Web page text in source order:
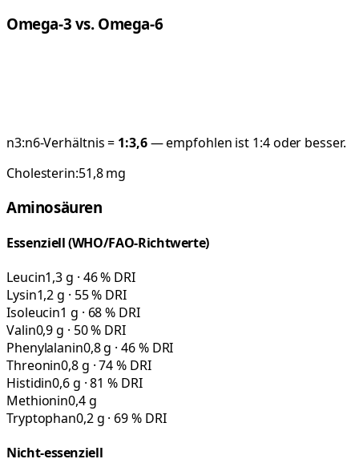
Omega-3 vs. Omega-6
n3:n6-Verhältnis = 1:3,6— empfohlen ist 1:4 oder besser.
Cholesterin:51,8mg
Aminosäuren
Essenziell (WHO/FAO-Richtwerte)
Leucin1,3 g · 46 % DRI
Lysin1,2 g · 55 % DRI
Isoleucin1 g · 68 % DRI
Valin0,9 g · 50 % DRI
Phenylalanin0,8 g · 46 % DRI
Threonin0,8 g · 74 % DRI
Histidin0,6 g · 81 % DRI
Methionin0,4 g
Tryptophan0,2 g · 69 % DRI
Nicht-essenziell